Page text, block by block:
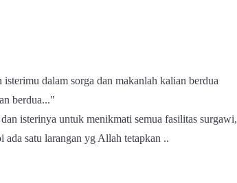
dalam sorga dan makanlah kalian berdua
berdua..."
isterinya untuk menikmati semua fasilitas surgawi,
ada satu larangan yg Allah tetapkan ..